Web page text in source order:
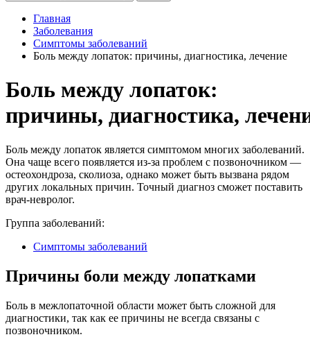
Главная
Заболевания
Симптомы заболеваний
Боль между лопаток: причины, диагностика, лечение
Боль между лопаток:
причины, диагностика,
Боль между лопаток является симптомом многих заболеваний.
Она чаще всего появляется из-за проблем с позвоночником —
остеохондроза, сколиоза, однако может быть вызвана рядом
других локальных причин. Точный диагноз сможет поставить
врач-невролог.
Группа заболеваний:
Симптомы заболеваний
Причины боли между лопатками
Боль в межлопаточной области может быть сложной для
диагностики, так как ее причины не всегда связаны с
позвоночником.